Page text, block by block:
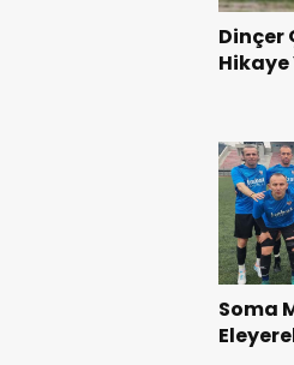
Dinçer
Hikaye
Soma